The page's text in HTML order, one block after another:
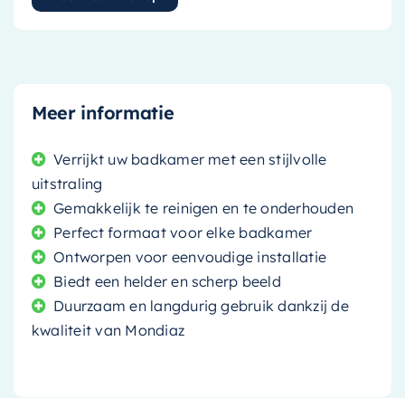
Meer informatie
Verrijkt uw badkamer met een stijlvolle
uitstraling
Gemakkelijk te reinigen en te onderhouden
Perfect formaat voor elke badkamer
Ontworpen voor eenvoudige installatie
Biedt een helder en scherp beeld
Duurzaam en langdurig gebruik dankzij de
kwaliteit van Mondiaz